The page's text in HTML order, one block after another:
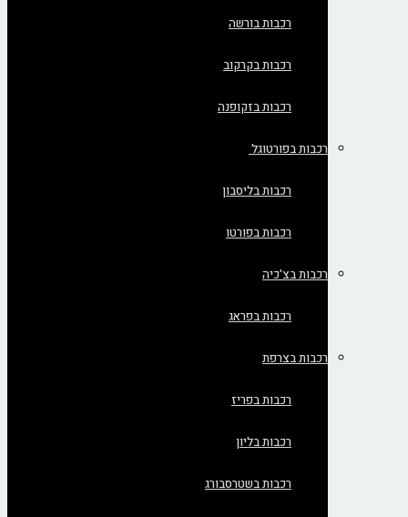
רכבות בורשה
רכבות בקרקוב
רכבות בזקופנה
רכבות בפורטוגל
רכבות בליסבון
רכבות בפורטו
רכבות בצ'כיה
רכבות בפראג
רכבות בצרפת
רכבות בפריז
רכבות בליון
רכבות בשטרסבורג